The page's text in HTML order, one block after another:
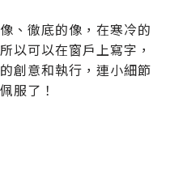
、徹底的像，在寒冷的
以可以在窗戶上寫字，
創意和執行，連小細節
服了！